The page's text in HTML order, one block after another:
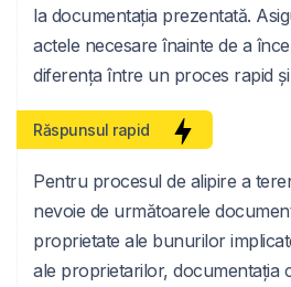
la documentația prezentată.
actele necesare înainte de a
diferența între un proces rapid
Răspunsul rapid
Pentru procesul de alipire a
nevoie de următoarele
proprietate ale bunurilor
ale proprietarilor, documentația